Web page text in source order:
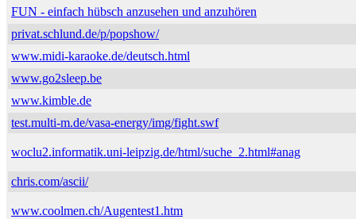
FUN - einfach hübsch anzusehen und anzuhören
privat.schlund.de/p/popshow/
www.midi-karaoke.de/deutsch.html
www.go2sleep.be
www.kimble.de
test.multi-m.de/vasa-energy/img/fight.swf
woclu2.informatik.uni-leipzig.de/html/suche_2.html#anag
chris.com/ascii/
www.coolmen.ch/Augentest1.htm